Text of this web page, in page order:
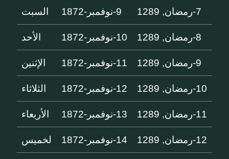
7-رمضان, 1289 9-نوفمبر-1872 السبت
8-رمضان, 1289 10-نوفمبر-1872 الأحد
9-رمضان, 1289 11-نوفمبر-1872 الإثنين
10-رمضان, 1289 12-نوفمبر-1872 الثلاثاء
11-رمضان, 1289 13-نوفمبر-1872 الأربعاء
12-رمضان, 1289 14-نوفمبر-1872 لخميس